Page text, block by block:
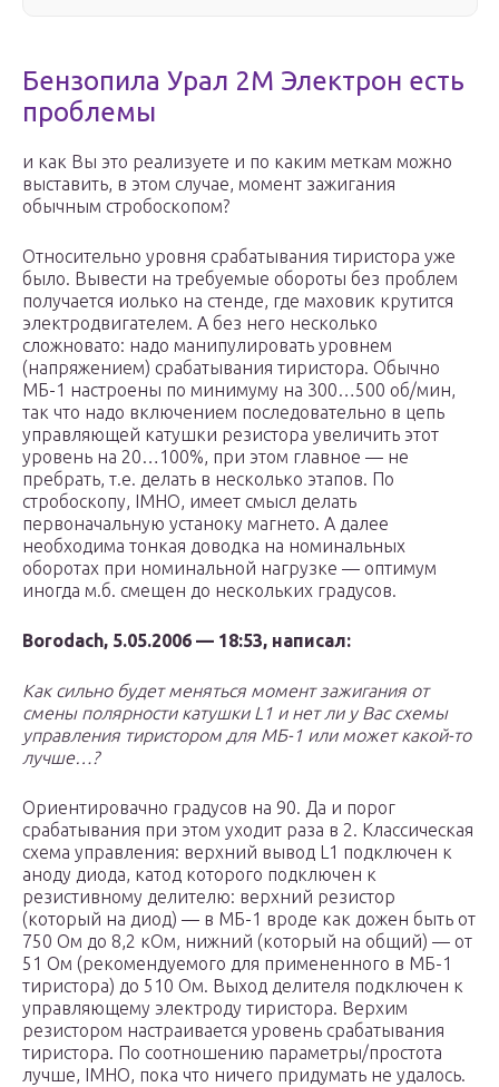
Бензопила Урал 2М Электрон есть
проблемы
и как Вы это реализуете и по каким меткам можно
выставить, в этом случае, момент зажигания
обычным стробоскопом?
Относительно уровня срабатывания тиристора уже
было. Вывести на требуемые обороты без проблем
получается иолько на стенде, где маховик крутится
электродвигателем. А без него несколько
сложновато: надо манипулировать уровнем
(напряжением) срабатывания тиристора. Обычно
МБ-1 настроены по минимуму на 300…500 об/мин,
так что надо включением последовательно в цепь
управляющей катушки резистора увеличить этот
уровень на 20…100%, при этом главное — не
пребрать, т.е. делать в несколько этапов. По
стробоскопу, IMHO, имеет смысл делать
первоначальную устаноку магнето. А далее
необходима тонкая доводка на номинальных
оборотах при номинальной нагрузке — оптимум
иногда м.б. смещен до нескольких градусов.
Borodach, 5.05.2006 — 18:53, написал:
Как сильно будет меняться момент зажигания от
смены полярности катушки L1 и нет ли у Вас схемы
управления тиристором для МБ-1 или может какой-то
лучше…?
Ориентировачно градусов на 90. Да и порог
срабатывания при этом уходит раза в 2. Классическая
схема управления: верхний вывод L1 подключен к
аноду диода, катод которого подключен к
резистивному делителю: верхний резистор
(который на диод) — в МБ-1 вроде как дожен быть от
750 Ом до 8,2 кОм, нижний (который на общий) — от
51 Ом (рекомендуемого для примененного в МБ-1
тиристора) до 510 Ом. Выход делителя подключен к
управляющему электроду тиристора. Верхим
резистором настраивается уровень срабатывания
тиристора. По соотношению параметры/простота
лучше, IMHO, пока что ничего придумать не удалось.